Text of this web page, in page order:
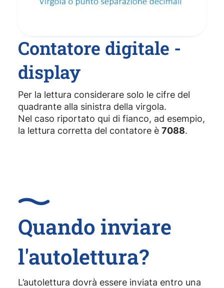
Contatore digitale -
display
Per la lettura considerare solo le cifre del
quadrante alla sinistra della virgola.
Nel caso riportato qui di fianco, ad esempio,
la lettura corretta del contatore è 7088.
Quando inviare
l'autolettura?
L’autolettura dovrà essere inviata entro una